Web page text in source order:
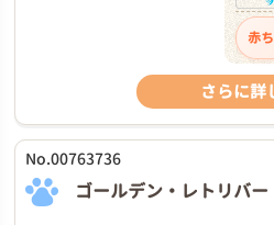
赤
さらに詳
No.00763736
ゴールデン・レトリバー